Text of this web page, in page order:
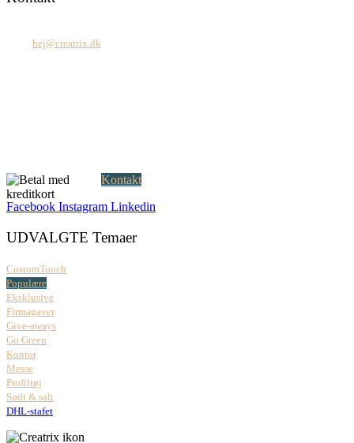
hej@creatrix.dk
Kontakt
Facebook Instagram Linkedin
UDVALGTE Temaer
CustomTouch
Populære
Eksklusive
Firmagaver
Give-aways
Go Green
Kontor
Messe
Profiltøj
Sødt & salt
DHL-stafet